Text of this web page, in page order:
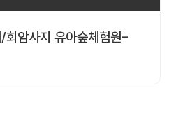
암사지 유아숲체험원–